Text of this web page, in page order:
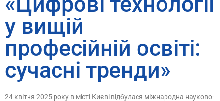
у вищій
професійній освіті:
сучасні тренди»
24 квітня 2025 року в місті Києві відбулася міжнародна науково-